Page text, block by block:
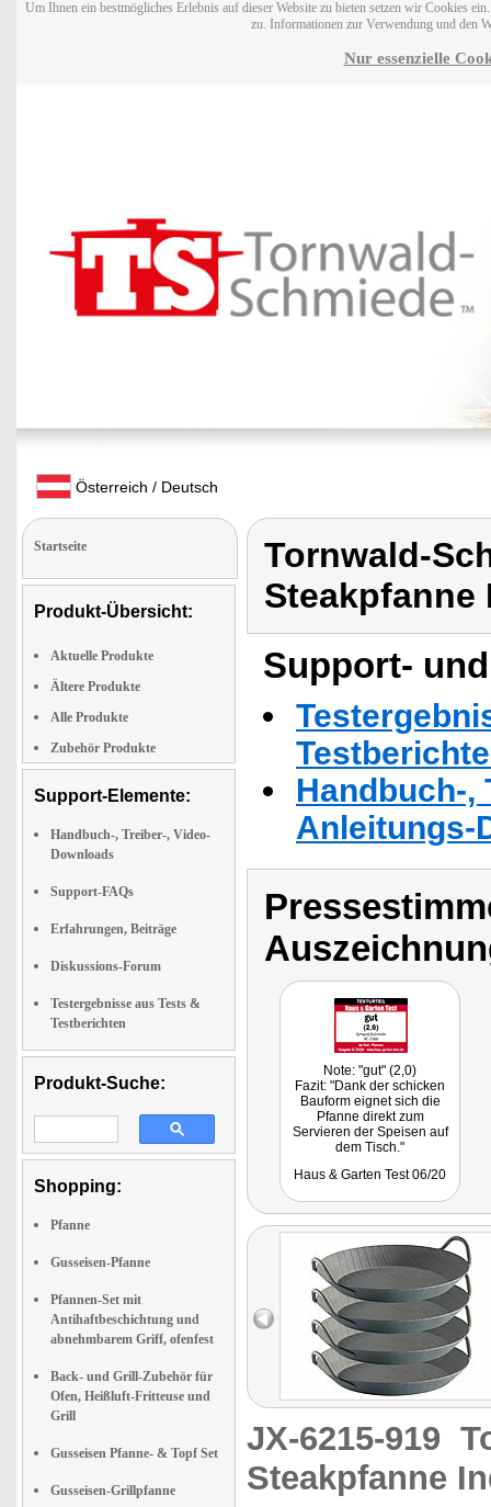
Um Ihnen ein bestmögliches Erlebnis auf dieser Website zu bieten setzen wir Cookies
zu. Informationen zur Verwendung und den
Nur essenzielle
Österreich / Deutsch
Startseite
Produkt-Übersicht:
Aktuelle Produkte
Ältere Produkte
Alle Produkte
Zubehör Produkte
Support-Elemente:
Handbuch-, Treiber-, Video-
Downloads
Support-FAQs
Erfahrungen, Beiträge
Diskussions-Forum
Testergebnisse aus Tests &
Testberichten
Produkt-Suche:
Shopping:
Pfanne
Gusseisen-Pfanne
Pfannen-Set mit
Antihaftbeschichtung und
abnehmbarem Griff, ofenfest
Back- und Grill-Zubehör für
Ofen, Heißluft-Fritteuse und
Grill
Gusseisen Pfanne- & Topf Set
Gusseisen-Grillpfanne
Tornwald-
Support-
Handbuch-,
Anleitungs-
Note: "gut" (2,0)
Fazit: "Dank der schicken
Bauform eignet sich die
Pfanne direkt zum
Servieren der Speisen auf
dem Tisch."
Modell NC-2388.
Haus & Garten Test 06/20
JX-6215-919
Steakpfanne